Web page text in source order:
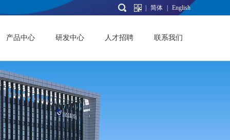
简体 English
产品中心 研发中心 人才招聘 联系我们